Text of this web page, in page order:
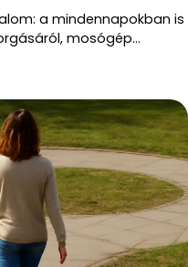
a mindennapokban is
mosógép…